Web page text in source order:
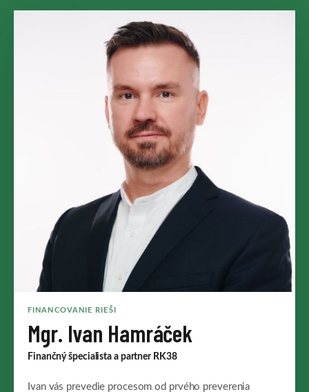
FINANCOVANIE RIEŠI
Mgr. Ivan Hamráček
Finančný špecialista a partner RK38
Ivan vás prevedie procesom od prvého preverenia